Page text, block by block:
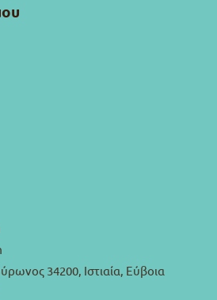
34200, Ιστιαία, Εύβοια